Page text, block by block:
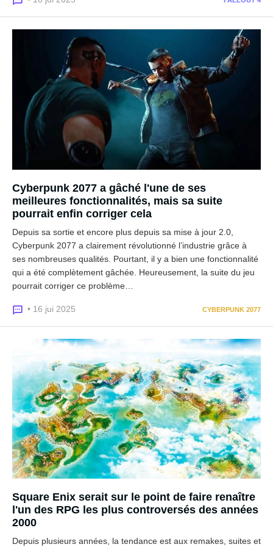
Cyberpunk 2077 a gâché l'une de ses
meilleures fonctionnalités, mais sa suite
pourrait enfin corriger cela
Depuis sa sortie et encore plus depuis sa mise à jour 2.0,
Cyberpunk 2077 a clairement révolutionné l’industrie grâce à
ses nombreuses qualités. Pourtant, il y a bien une fonctionnalité
qui a été complètement gâchée. Heureusement, la suite du jeu
pourrait corriger ce problème…
• 16 jui 2025 CYBERPUNK 2077
Square Enix serait sur le point de faire renaître
l'un des RPG les plus controversés des années
2000
Depuis plusieurs années, la tendance est aux remakes, suites et